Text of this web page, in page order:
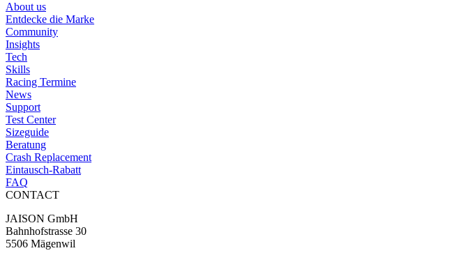
About us
Entdecke die Marke
Community
Insights
Tech
Skills
Racing Termine
News
Support
Test Center
Sizeguide
Beratung
Crash Replacement
Eintausch-Rabatt
FAQ
CONTACT
JAISON GmbH
Bahnhofstrasse 30
5506 Mägenwil